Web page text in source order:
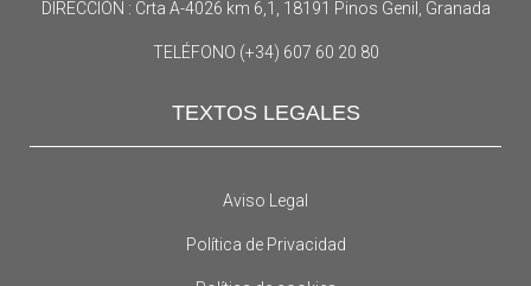
DIRECCIÓN : Crta A-4026 km 6,1, 18191 Pinos Genil, Granada
TELÉFONO (+34) 607 60 20 80
TEXTOS LEGALES
Aviso Legal
Política de Privacidad